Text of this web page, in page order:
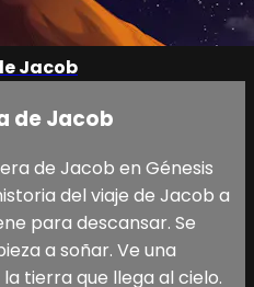
Jacob
de Jacob
de Jacob en Génesis
del viaje de Jacob a
para descansar. Se
a soñar. Ve una
tierra que llega al cielo.